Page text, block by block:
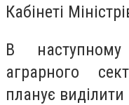
Кабінеті
В
аграрного
планує